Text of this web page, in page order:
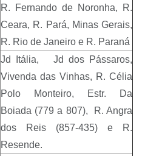
R. Fernando de Noronha, R.
Ceara, R. Pará, Minas Gerais,
R. Rio de Janeiro e R. Paraná
Jd Itália, Jd dos Pássaros,
Vivenda das Vinhas, R. Célia
Polo Monteiro, Estr. Da
Boiada (779 a 807), R. Angra
dos Reis (857-435) e R.
Resende.